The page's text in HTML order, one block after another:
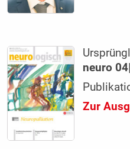
neuro
Zur